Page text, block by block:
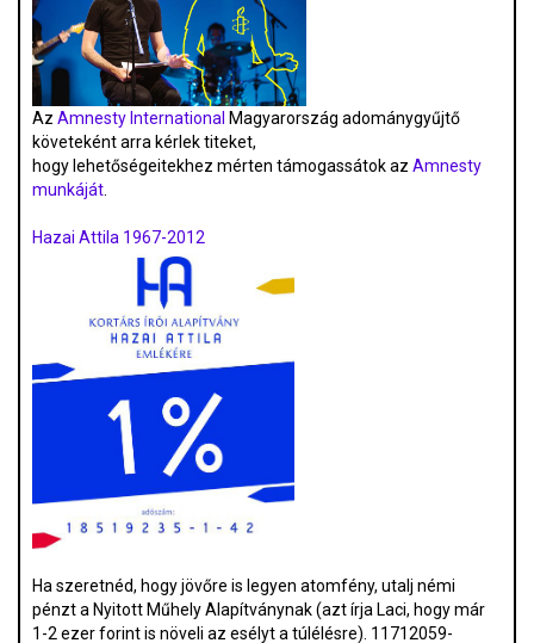
Az Amnesty International Magyarország adománygyűjtő
követeként arra kérlek titeket,
hogy lehetőségeitekhez mérten támogassátok az Amnesty
munkáját.
Hazai Attila 1967-2012
Ha szeretnéd, hogy jövőre is legyen atomfény, utalj némi
pénzt a Nyitott Műhely Alapítványnak (azt írja Laci, hogy már
1-2 ezer forint is növeli az esélyt a túlélésre). 11712059-